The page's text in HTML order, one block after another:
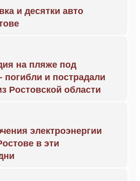
и десятки авто
на пляже под
погибли и пострадали
Ростовской области
электроэнергии
в эти